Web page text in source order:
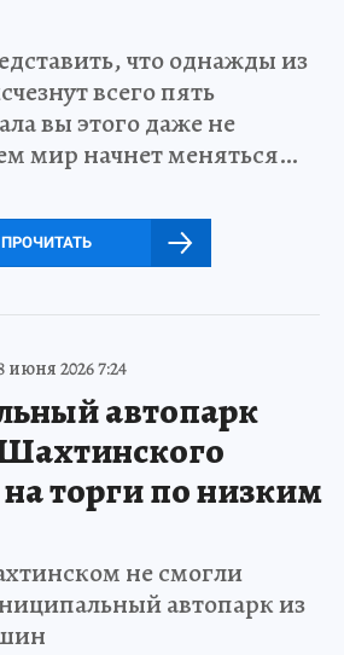
что однажды из
всего пять
вы этого даже не
мир начнет меняться…
ПРОЧИТАТЬ
июня 2026 7:24
автопарк
торги по низким
не смогли
автопарк из